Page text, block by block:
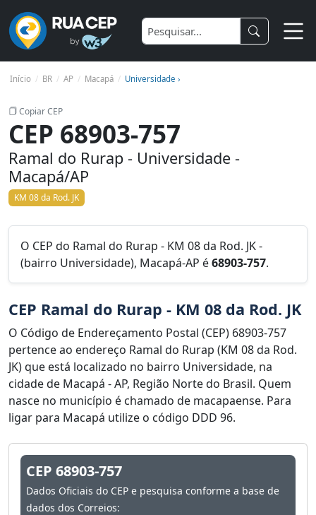
Início BR AP Macapá Universidade ›
Copiar CEP
CEP 68903-757
Ramal do Rurap - Universidade -
Macapá/AP
KM 08 da Rod. JK
O CEP do Ramal do Rurap - KM 08 da Rod. JK -
(bairro Universidade), Macapá-AP é68903-757.
CEP Ramal do Rurap - KM 08 da Rod. JK
O Código de Endereçamento Postal (CEP) 68903-757
pertence ao endereço Ramal do Rurap (KM 08 da Rod.
JK) que está localizado no bairro Universidade, na
cidade de Macapá - AP, Região Norte do Brasil. Quem
nasce no município é chamado de macapaense. Para
ligar para Macapá utilize o código DDD 96.
CEP 68903-757
Dados Oficiais do CEP e pesquisa conforme a base de
dados dos Correios: